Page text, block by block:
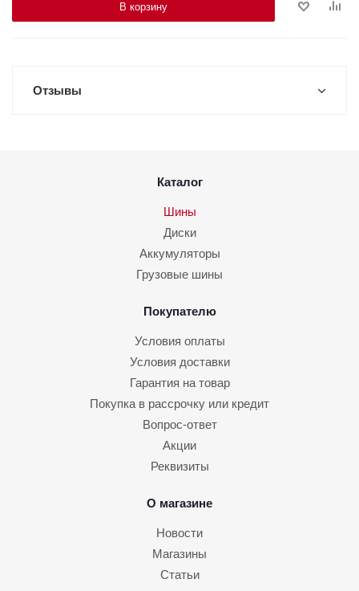
В корзину
Отзывы
Каталог
Шины
Диски
Аккумуляторы
Грузовые шины
Покупателю
Условия оплаты
Условия доставки
Гарантия на товар
Покупка в рассрочку или кредит
Вопрос-ответ
Акции
Реквизиты
О магазине
Новости
Магазины
Статьи